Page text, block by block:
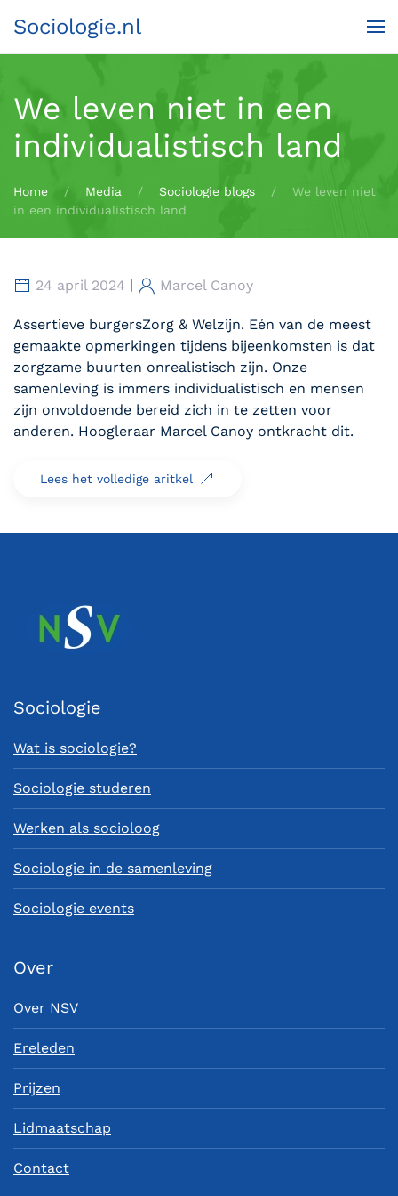
Terug naar hoofdinhoud
Sociologie.nl
We leven niet in een
individualistisch land
Home Media Sociologie blogs
We leven niet
in een individualistisch land
24 april 2024 | Marcel Canoy
Assertieve burgersZorg & Welzijn. Eén van de meest
gemaakte opmerkingen tijdens bijeenkomsten is dat
zorgzame buurten onrealistisch zijn. Onze
samenleving is immers individualistisch en mensen
zijn onvoldoende bereid zich in te zetten voor
anderen. Hoogleraar Marcel Canoy ontkracht dit.
Lees het volledige aritkel
Sociologie
Wat is sociologie?
Sociologie studeren
Werken als socioloog
Sociologie in de samenleving
Sociologie events
Over
Over NSV
Ereleden
Prijzen
Lidmaatschap
Contact